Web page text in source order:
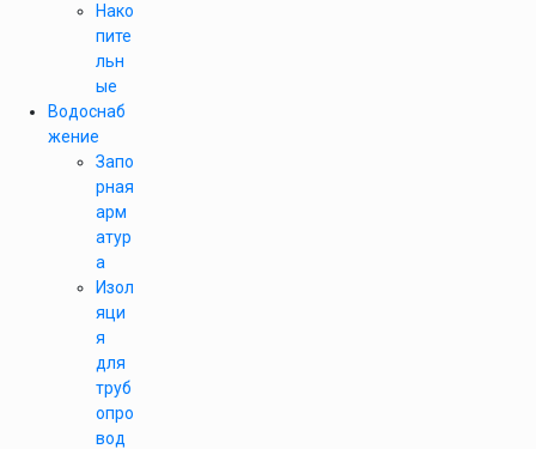
Нако
пите
льн
ые
Водоснаб
жение
Запо
рная
арм
атур
а
Изол
яци
я
для
труб
опро
вод